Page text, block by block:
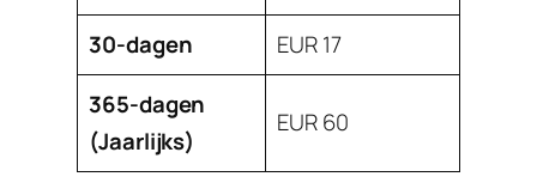
30-dagen
EUR 17
365-dagen
(Jaarlijks)
EUR 60